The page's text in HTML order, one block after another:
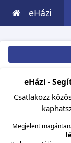
eHázi
eHázi -
Csatlakozz
Megjelent